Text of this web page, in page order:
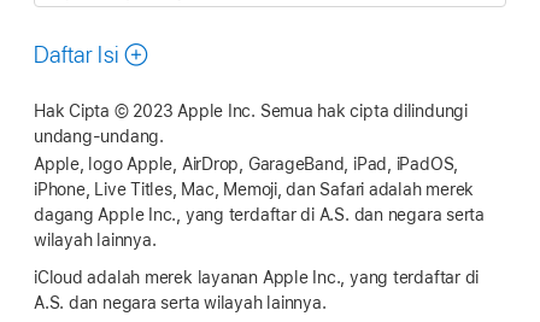
ini
Daftar Isi
Hak Cipta © 2023 Apple Inc. Semua hak cipta dilindungi
undang-undang.
Apple, logo Apple, AirDrop, GarageBand, iPad, iPadOS,
iPhone, Live Titles, Mac, Memoji, dan Safari adalah merek
dagang Apple Inc., yang terdaftar di A.S. dan negara serta
wilayah lainnya.
iCloud adalah merek layanan Apple Inc., yang terdaftar di
A.S. dan negara serta wilayah lainnya.